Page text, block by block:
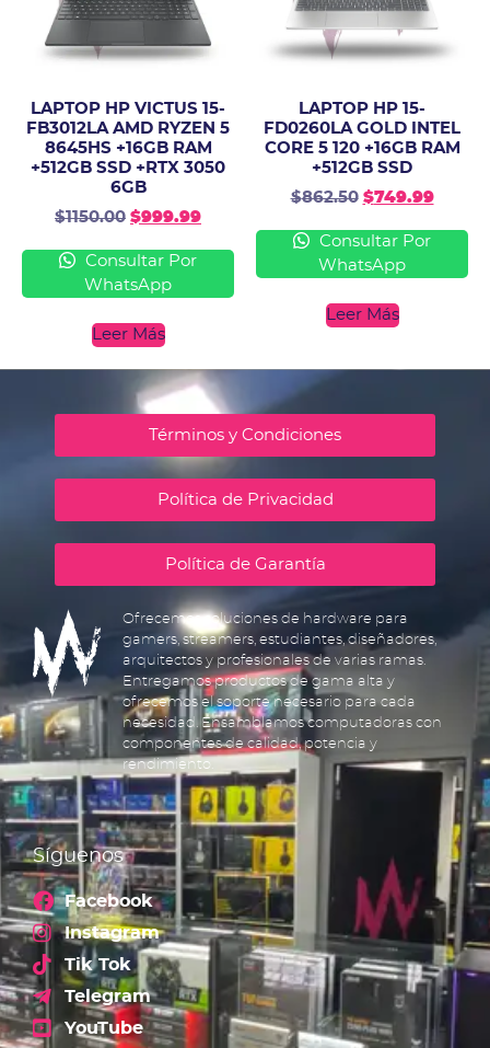
LAPTOP HP VICTUS 15-
FB3012LA AMD RYZEN 5
8645HS +16GB RAM
+512GB SSD +RTX 3050
6GB
$1150.00 $999.99
Consultar Por
WhatsApp
Leer Más
LAPTOP HP 15-
FD0260LA GOLD INTEL
CORE 5 120 +16GB RAM
+512GB SSD
$862.50 $749.99
Consultar Por
WhatsApp
Leer Más
Términos y Condiciones
Política de Privacidad
Política de Garantía
Ofrecemos soluciones de hardware para
gamers, streamers, estudiantes, diseñadores,
arquitectos y profesionales de varias ramas.
Entregamos productos de gama alta y
ofrecemos el soporte necesario para cada
necesidad. Ensamblamos computadoras con
componentes de calidad, potencia y
rendimiento.
Síguenos
Facebook
Instagram
Tik Tok
Telegram
YouTube